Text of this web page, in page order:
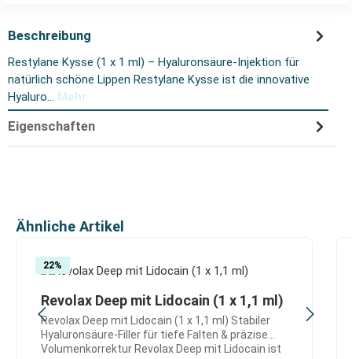
Beschreibung
Restylane Kysse (1 x 1 ml) – Hyaluronsäure-Injektion für
natürlich schöne Lippen Restylane Kysse ist die innovative
Hyaluro… Mehr
Eigenschaften
Produktgalerie überspringen
Ähnliche Artikel
22%
Revolax Deep mit Lidocain (1 x 1,1 ml)
Revolax Deep mit Lidocain (1 x 1,1 ml) Stabiler
Hyaluronsäure-Filler für tiefe Falten & präzise
Volumenkorrektur Revolax Deep mit Lidocain ist